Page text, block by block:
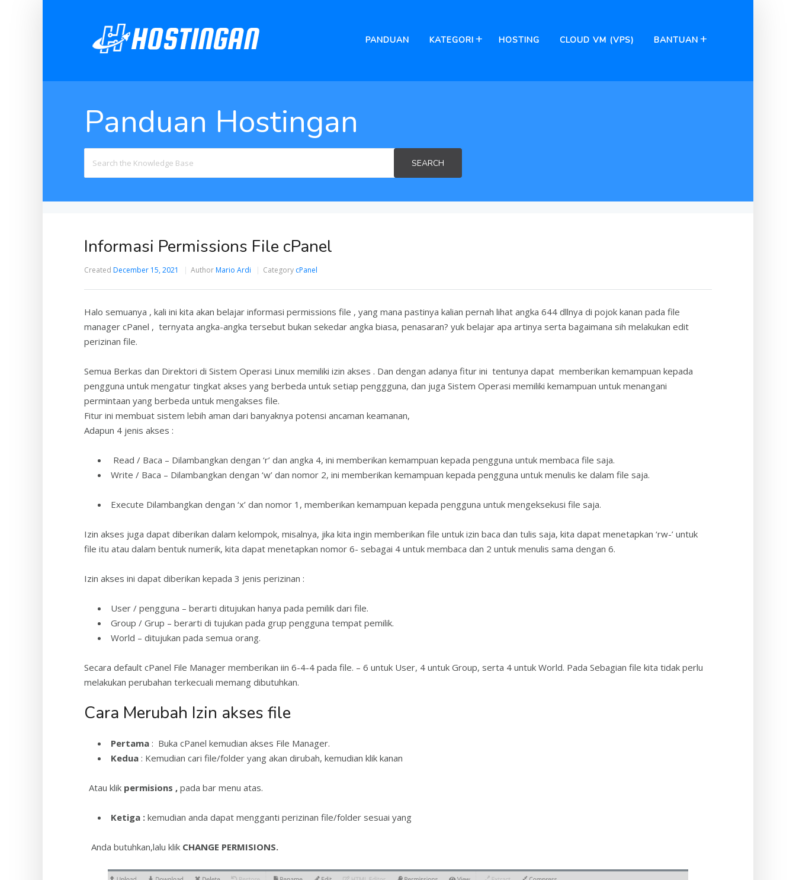
PANDUAN KATEGORI HOSTING CLOUD VM (VPS) BANTUAN
Panduan Hostingan
For
SEARCH
Informasi Permissions File cPanel
Created December 15, 2021 AuthorMario Ardi Category cPanel
Halo semuanya , kali ini kita akan belajar informasi permissions file , yang mana pastinya kalian pernah lihat angka 644 dllnya di pojok kanan pada file
manager cPanel , ternyata angka-angka tersebut bukan sekedar angka biasa, penasaran? yuk belajar apa artinya serta bagaimana sih melakukan edit
perizinan file.
Semua Berkas dan Direktori di Sistem Operasi Linux memiliki izin akses . Dan dengan adanya fitur ini tentunya dapat memberikan kemampuan kepada
pengguna untuk mengatur tingkat akses yang berbeda untuk setiap penggguna, dan juga Sistem Operasi memiliki kemampuan untuk menangani
permintaan yang berbeda untuk mengakses file.
Fitur ini membuat sistem lebih aman dari banyaknya potensi ancaman keamanan,
Adapun 4 jenis akses :
Read / Baca – Dilambangkan dengan ‘r’ dan angka 4, ini memberikan kemampuan kepada pengguna untuk membaca file saja.
Write / Baca – Dilambangkan dengan ‘w’ dan nomor 2, ini memberikan kemampuan kepada pengguna untuk menulis ke dalam file saja.
Execute Dilambangkan dengan ‘x’ dan nomor 1, memberikan kemampuan kepada pengguna untuk mengeksekusi file saja.
Izin akses juga dapat diberikan dalam kelompok, misalnya, jika kita ingin memberikan file untuk izin baca dan tulis saja, kita dapat menetapkan ‘rw-’ untuk
file itu atau dalam bentuk numerik, kita dapat menetapkan nomor 6- sebagai 4 untuk membaca dan 2 untuk menulis sama dengan 6.
Izin akses ini dapat diberikan kepada 3 jenis perizinan :
User / pengguna – berarti ditujukan hanya pada pemilik dari file.
Group / Grup – berarti di tujukan pada grup pengguna tempat pemilik.
World – ditujukan pada semua orang.
Secara default cPanel File Manager memberikan iin 6-4-4 pada file. – 6 untuk User, 4 untuk Group, serta 4 untuk World. Pada Sebagian file kita tidak perlu
melakukan perubahan terkecuali memang dibutuhkan.
Cara Merubah Izin akses file
Pertama : Buka cPanel kemudian akses File Manager.
Kedua : Kemudian cari file/folder yang akan dirubah, kemudian klik kanan
Atau klik permisions , pada bar menu atas.
Ketiga : kemudian anda dapat mengganti perizinan file/folder sesuai yang
Anda butuhkan,lalu klik CHANGE PERMISIONS.